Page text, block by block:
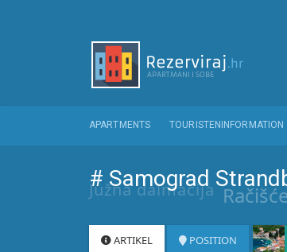
APARTMENTS TOURISTENINFORMATION
# Samograd
Južna dalmacija
ARTIKEL POSITION